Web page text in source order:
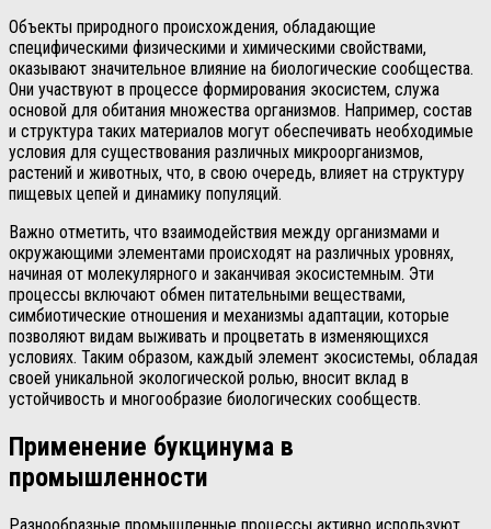
Объекты природного происхождения, обладающие
специфическими физическими и химическими свойствами,
оказывают значительное влияние на биологические сообщества.
Они участвуют в процессе формирования экосистем, служа
основой для обитания множества организмов. Например, состав
и структура таких материалов могут обеспечивать необходимые
условия для существования различных микроорганизмов,
растений и животных, что, в свою очередь, влияет на структуру
пищевых цепей и динамику популяций.
Важно отметить, что взаимодействия между организмами и
окружающими элементами происходят на различных уровнях,
начиная от молекулярного и заканчивая экосистемным. Эти
процессы включают обмен питательными веществами,
симбиотические отношения и механизмы адаптации, которые
позволяют видам выживать и процветать в изменяющихся
условиях. Таким образом, каждый элемент экосистемы, обладая
своей уникальной экологической ролью, вносит вклад в
устойчивость и многообразие биологических сообществ.
Применение букцинума в
промышленности
Разнообразные промышленные процессы активно используют